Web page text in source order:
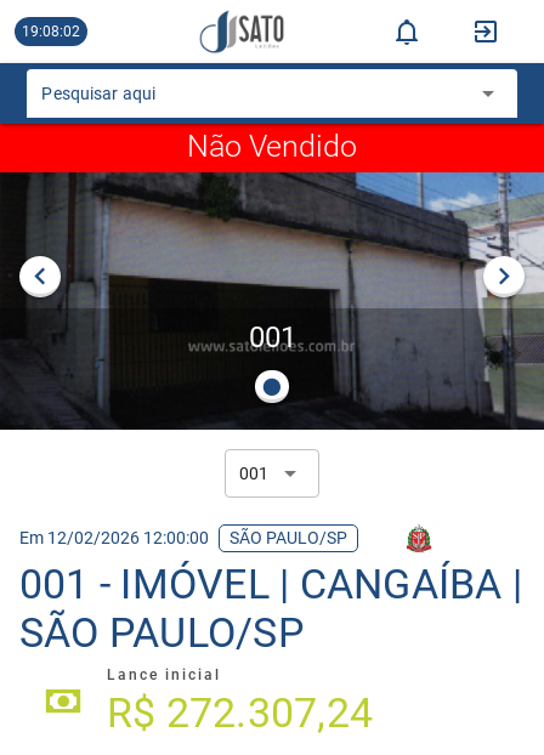
19:08:02
Pesquisar aqui
Não Vendido
001
001
Em 12/02/2026 12:00:00 SÃO PAULO/SP
001 - IMÓVEL | CANGAÍBA |
SÃO PAULO/SP
Lance inicial
R$ 272.307,24